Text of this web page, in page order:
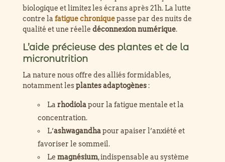
biologique et limitez les écrans après 21h. La lutte
contre la fatigue chroniquepasse par des nuits de
qualité et une réelle déconnexion numérique.
L’aide précieuse des plantes et de la
micronutrition
La nature nous offre des alliés formidables,
notamment lesplantes adaptogènes:
La rhodiolapour la fatigue mentale et la
concentration.
L’ashwagandhapour apaiser l’anxiété et
favoriser le sommeil.
Le magnésium, indispensable au système